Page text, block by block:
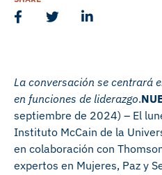
La conversación se centrará
en funciones de liderazgo.
septiembre de 2024) – El
Instituto McCain de la
en colaboración con
expertos en Mujeres, Paz y